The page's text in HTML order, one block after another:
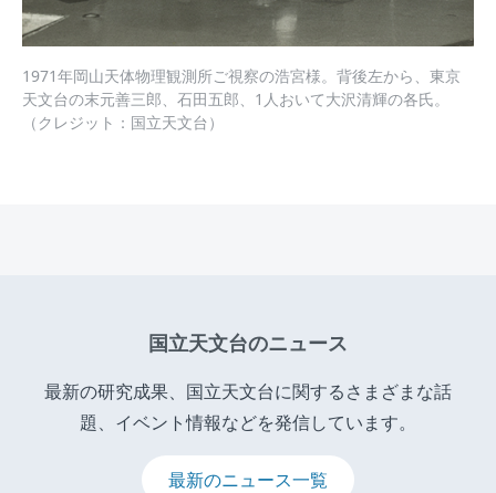
1971年岡山天体物理観測所ご視察の浩宮様。背後左から、東京
天文台の末元善三郎、石田五郎、1人おいて大沢清輝の各氏。
（クレジット：国立天文台）
国立天文台のニュース
最新の研究成果、国立天文台に関するさまざまな話
題、イベント情報などを発信しています。
最新のニュース一覧